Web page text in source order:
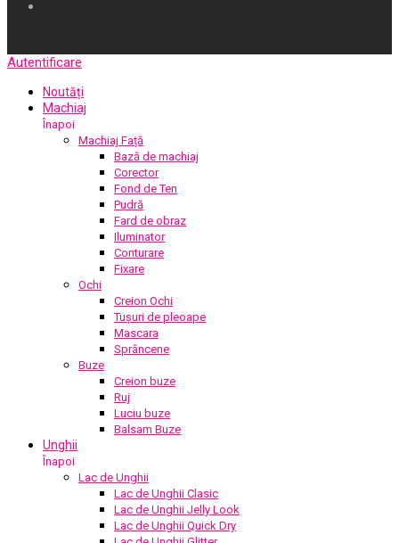
Autentificare
Noutăți
Machiaj
Înapoi
Machiaj Față
Bază de machiaj
Corector
Fond de Ten
Pudră
Fard de obraz
Iluminator
Conturare
Fixare
Ochi
Creion Ochi
Tușuri de pleoape
Mascara
Sprâncene
Buze
Creion buze
Ruj
Luciu buze
Balsam Buze
Unghii
Înapoi
Lac de Unghii
Lac de Unghii Clasic
Lac de Unghii Jelly Look
Lac de Unghii Quick Dry